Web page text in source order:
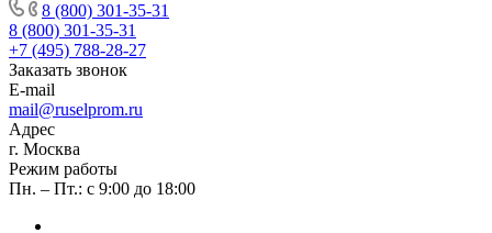
8 (800) 301-35-31
8 (800) 301-35-31
+7 (495) 788-28-27
Заказать звонок
E-mail
mail@ruselprom.ru
Адрес
г. Москва
Режим работы
Пн. – Пт.: с 9:00 до 18:00